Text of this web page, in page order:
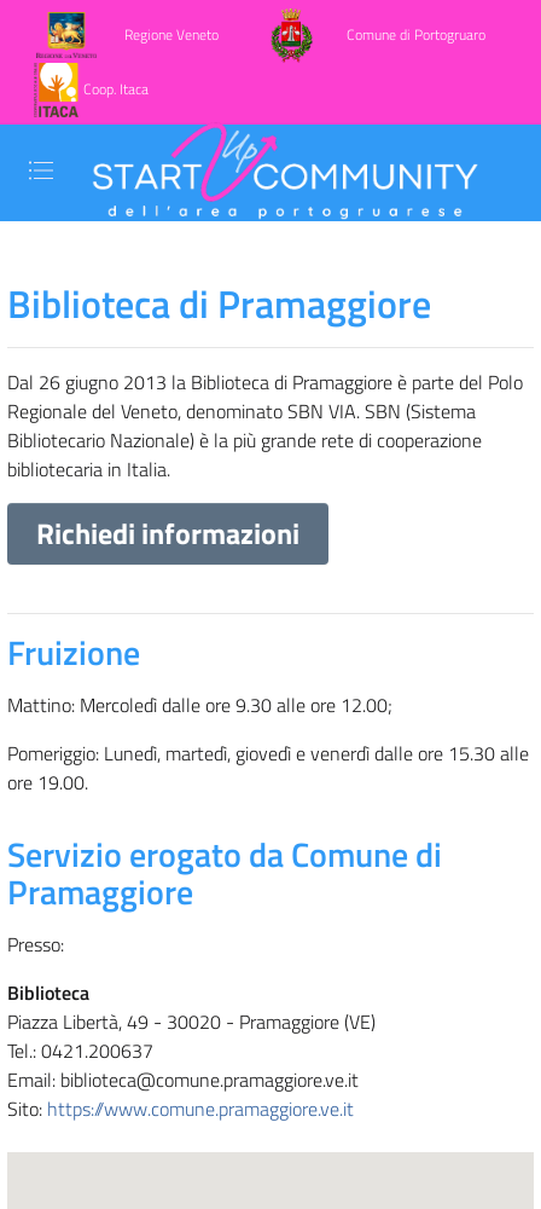
Regione Veneto Comune di Portogruaro
Coop. Itaca
Biblioteca di Pramaggiore
Dal 26 giugno 2013 la Biblioteca di Pramaggiore è parte del Polo
Regionale del Veneto, denominato SBN VIA. SBN (Sistema
Bibliotecario Nazionale) è la più grande rete di cooperazione
bibliotecaria in Italia.
Richiedi informazioni
Fruizione
Mattino: Mercoledì dalle ore 9.30 alle ore 12.00;
Pomeriggio: Lunedì, martedì, giovedì e venerdì dalle ore 15.30 alle
ore 19.00.
Servizio erogato da Comune di
Pramaggiore
Presso:
Biblioteca
Piazza Libertà, 49 - 30020 - Pramaggiore (VE)
Tel.: 0421.200637
Email: biblioteca@comune.pramaggiore.ve.it
Sito: https://www.comune.pramaggiore.ve.it